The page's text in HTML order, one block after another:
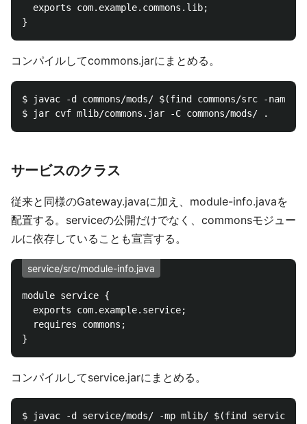
  exports com.example.commons.lib;
コンパイルしてcommons.jarにまとめる。
$ javac -d commons/mods/ $(find commons/src -name
サービスのクラス
従来と同様のGateway.javaに加え、module-info.javaを
配置する。serviceの公開だけでなく、commonsモジュー
ルに依存していることも宣言する。
service/src/module-info.java
module service {
  exports com.example.service;
  requires commons;
コンパイルしてservice.jarにまとめる。
$ javac -d service/mods/ -mp mlib/ $(find service/